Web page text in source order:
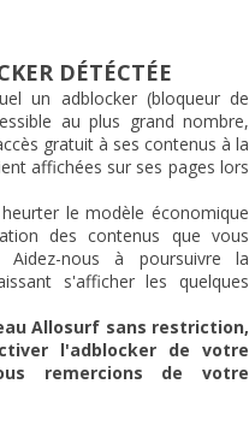
DÉTÉCTÉE
un adblocker (bloqueur de
au plus grand nombre,
gratuit à ses contenus à la
affichées sur ses pages lors
le modèle économique
des contenus que vous
Aidez-nous à poursuivre la
s'afficher les quelques
Allosurf sans restriction,
l'adblocker de votre
remercions de votre